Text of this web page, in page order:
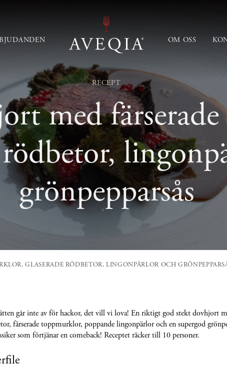
OM OSS
RECEPT
med
rödbetor,
grönpepparsås
GLASERADE RÖDBETOR, LINGONPÄRLOR OCH
går inte av för hackor, det vill vi lova! En riktigt god stekt dovhjort
färserade toppmurklor, poppande lingonpärlor och en supergod
som förtjänar en comeback! Receptet räcker till 10 personer.